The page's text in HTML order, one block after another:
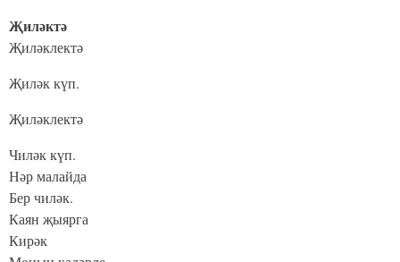
Җиләктә
Җиләклектә
Җиләк күп.
Җиләклектә
Чиләк күп.
Нәр малайда
Бер чиләк.
Каян җыярга
Кирәк